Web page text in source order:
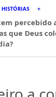
HISTÓRIAS
percebido
que Deus